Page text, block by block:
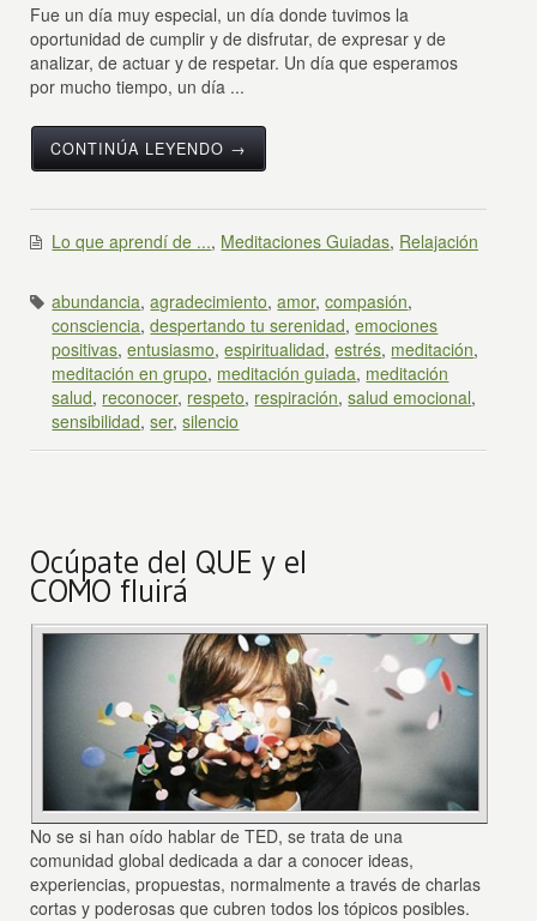
Fue un día muy especial, un día donde tuvimos la
oportunidad de cumplir y de disfrutar, de expresar y de
analizar, de actuar y de respetar. Un día que esperamos
por mucho tiempo, un día ...
CONTINÚA LEYENDO →
Lo que aprendí de ..., Meditaciones Guiadas, Relajación
abundancia,agradecimiento,amor,compasión,
consciencia,despertando tu serenidad,emociones
positivas,entusiasmo,espiritualidad,estrés, meditación,
meditación en grupo, meditación guiada, meditación
salud, reconocer, respeto, respiración,salud emocional,
sensibilidad,ser,silencio
Ocúpate del QUE y el
COMO fluirá
No se si han oído hablar de TED, se trata de una
comunidad global dedicada a dar a conocer ideas,
experiencias, propuestas, normalmente a través de charlas
cortas y poderosas que cubren todos los tópicos posibles.